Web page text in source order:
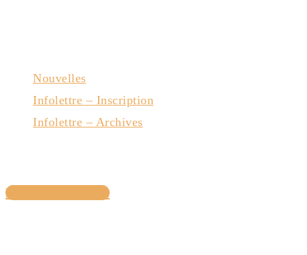
Nouvelles
Infolettre – Inscription
Infolettre – Archives
Devenir membre